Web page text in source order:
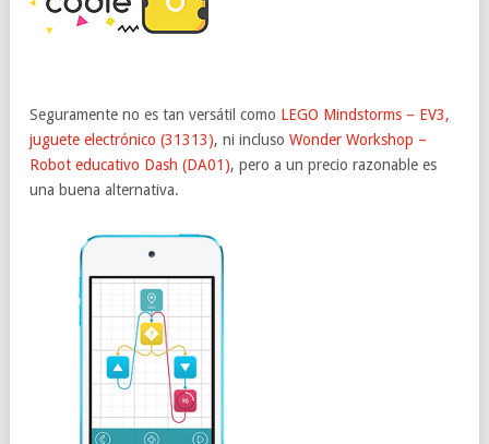
Seguramente no es tan versátil como LEGO Mindstorms – EV3,
juguete electrónico (31313), ni incluso Wonder Workshop –
Robot educativo Dash (DA01), pero a un precio razonable es
una buena alternativa.